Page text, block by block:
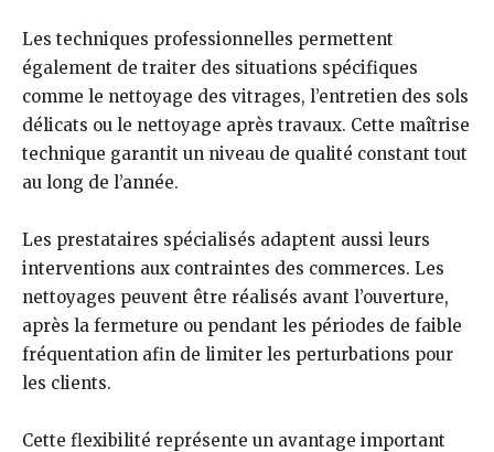
Les techniques professionnelles permettent
également de traiter des situations spécifiques
comme le nettoyage des vitrages, l’entretien des sols
délicats ou le nettoyage après travaux. Cette maîtrise
technique garantit un niveau de qualité constant tout
au long de l’année.
Les prestataires spécialisés adaptent aussi leurs
interventions aux contraintes des commerces. Les
nettoyages peuvent être réalisés avant l’ouverture,
après la fermeture ou pendant les périodes de faible
fréquentation afin de limiter les perturbations pour
les clients.
Cette flexibilité représente un avantage important